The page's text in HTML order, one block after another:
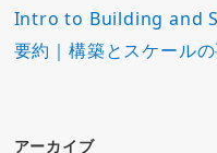
Intro to Building and
要約｜構築とスケール
アーカイブ